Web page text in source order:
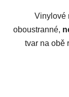
Vinylové
oboustranné,
tvar na obě